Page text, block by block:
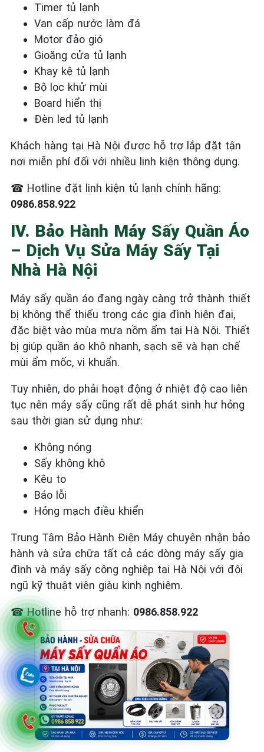
Timer tủ lạnh
Van cấp nước làm đá
Motor đảo gió
Gioăng cửa tủ lạnh
Khay kệ tủ lạnh
Bộ lọc khử mùi
Board hiển thị
Đèn led tủ lạnh
Khách hàng tại Hà Nội được hỗ trợ lắp đặt tận
nơi miễn phí đối với nhiều linh kiện thông dụng.
☎ Hotline đặt linh kiện tủ lạnh chính hãng:
0986.858.922
IV. Bảo Hành Máy Sấy Quần Áo
– Dịch Vụ Sửa Máy Sấy Tại
Nhà Hà Nội
Máy sấy quần áo đang ngày càng trở thành thiết
bị không thể thiếu trong các gia đình hiện đại,
đặc biệt vào mùa mưa nồm ẩm tại Hà Nội. Thiết
bị giúp quần áo khô nhanh, sạch sẽ và hạn chế
mùi ẩm mốc, vi khuẩn.
Tuy nhiên, do phải hoạt động ở nhiệt độ cao liên
tục nên máy sấy cũng rất dễ phát sinh hư hỏng
sau thời gian sử dụng như:
Không nóng
Sấy không khô
Kêu to
Báo lỗi
Hỏng mạch điều khiển
Trung Tâm Bảo Hành Điện Máy chuyên nhận bảo
hành và sửa chữa tất cả các dòng máy sấy gia
đình và máy sấy công nghiệp tại Hà Nội với đội
ngũ kỹ thuật viên giàu kinh nghiệm.
☎Hotline hỗ trợ nhanh: 0986.858.922